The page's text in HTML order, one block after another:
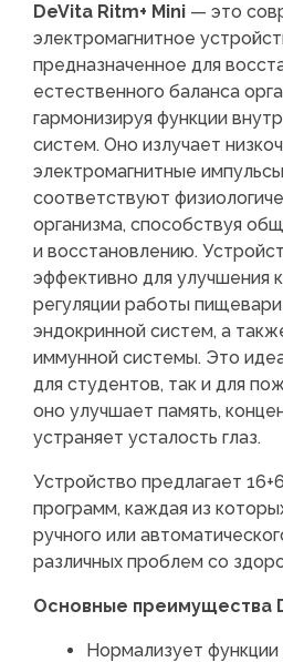
DeVita Ritm+ Mini — это
электромагнитное
предназначенное для
естественного баланса
гармонизируя функции
систем. Оно излучает
электромагнитные
соответствуют
организма, способствуя
и восстановлению.
эффективно для улучшения
регуляции работы
эндокринной систем, а
иммунной системы. Это
для студентов, так и для
оно улучшает память,
устраняет усталость глаз.
Устройство предлагает
программ, каждая из
ручного или
различных проблем со
Основные преимущества
Нормализует функции